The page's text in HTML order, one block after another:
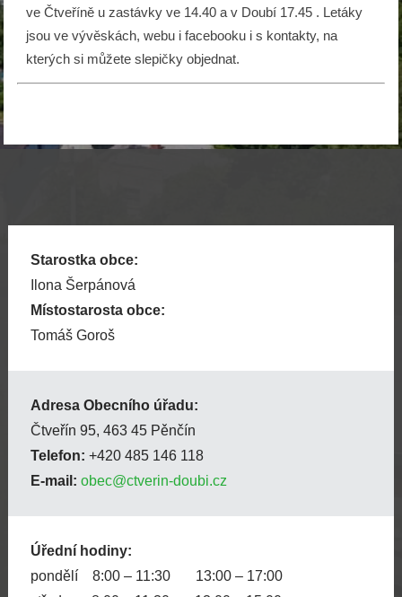
ve Čtveříně u zastávky ve 14.40 a v Doubí 17.45 . Letáky
jsou ve vývěskách, webu i facebooku i s kontakty, na
kterých si můžete slepičky objednat.
Starostka obce:
Ilona Šerpánová
Místostarosta obce:
Tomáš Goroš
Adresa Obecního úřadu:
Čtveřín 95, 463 45 Pěnčín
Telefon: +420 485 146 118
E-mail: obec@ctverin-doubi.cz
Úřední hodiny:
pondělí 8:00 – 11:30 13:00 – 17:00